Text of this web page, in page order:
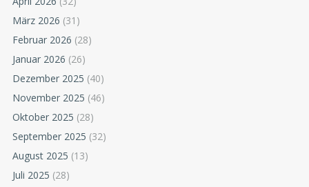
März 2026 (31)
Februar 2026 (28)
Januar 2026 (26)
Dezember 2025 (40)
November 2025 (46)
Oktober 2025 (28)
September 2025 (32)
August 2025 (13)
Juli 2025 (28)